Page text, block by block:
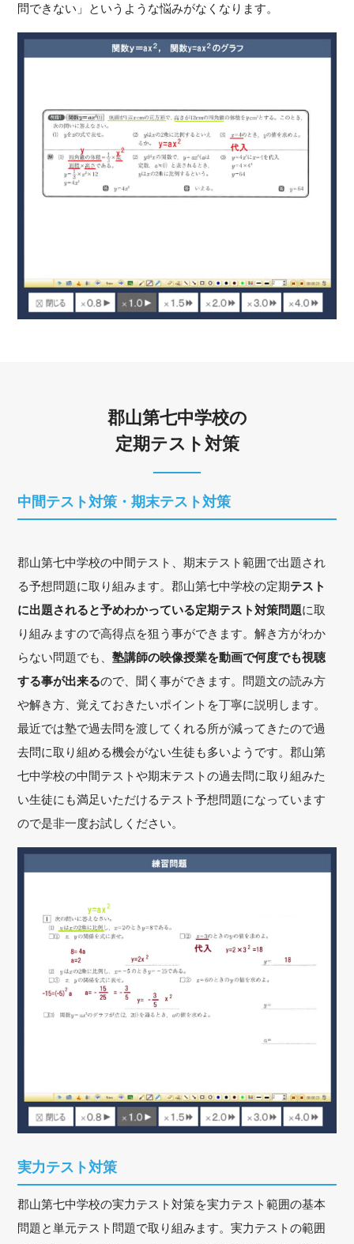
問できない」というような悩みがなくなります。
郡山第七中学校の
定期テスト対策
中間テスト対策・期末テスト対策
郡山第七中学校の中間テスト、期末テスト範囲で出題され
る予想問題に取り組みます。郡山第七中学校の定期テスト
に出題されると予めわかっている定期テスト対策問題に取
り組みますので高得点を狙う事ができます。解き方がわか
らない問題でも、塾講師の映像授業を動画で何度でも視聴
する事が出来るので、聞く事ができます。問題文の読み方
や解き方、覚えておきたいポイントを丁寧に説明します。
最近では塾で過去問を渡してくれる所が減ってきたので過
去問に取り組める機会がない生徒も多いようです。郡山第
七中学校の中間テストや期末テストの過去問に取り組みた
い生徒にも満足いただけるテスト予想問題になっています
ので是非一度お試しください。
実力テスト対策
郡山第七中学校の実力テスト対策を実力テスト範囲の基本
問題と単元テスト問題で取り組みます。実力テストの範囲